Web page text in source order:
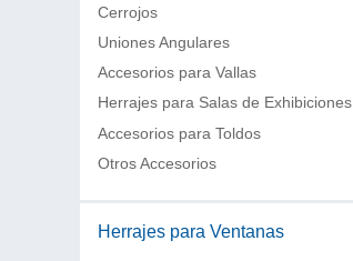
Cerrojos
Uniones Angulares
Accesorios para Vallas
Herrajes para Salas de Exhibiciones
Accesorios para Toldos
Otros Accesorios
Herrajes para Ventanas